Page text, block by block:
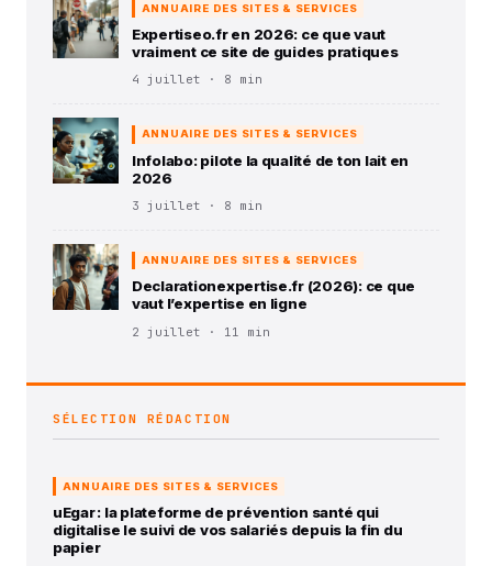
ANNUAIRE DES SITES & SERVICES
Expertiseo.fr en 2026: ce que vaut
vraiment ce site de guides pratiques
4 juillet · 8 min
ANNUAIRE DES SITES & SERVICES
Infolabo: pilote la qualité de ton lait en
2026
3 juillet · 8 min
ANNUAIRE DES SITES & SERVICES
Declarationexpertise.fr (2026): ce que
vaut l’expertise en ligne
2 juillet · 11 min
SÉLECTION RÉDACTION
ANNUAIRE DES SITES & SERVICES
uEgar : la plateforme de prévention santé qui
digitalise le suivi de vos salariés depuis la fin du
papier